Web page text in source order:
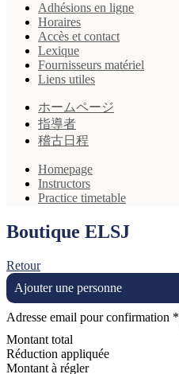
Adhésions en ligne
Horaires
Accès et contact
Lexique
Fournisseurs matériel
Liens utiles
ホームページ
指導者
稽古日程
Homepage
Instructors
Practice timetable
Boutique ELSJ
Retour
Ajouter une personne
Adresse email pour confirmation *
Montant total
Réduction appliquée
Montant à régler